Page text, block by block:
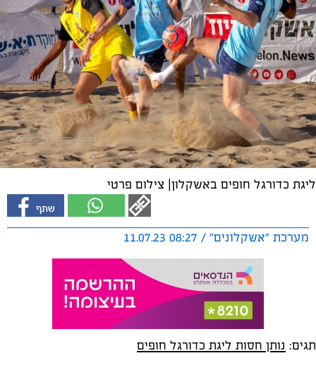
ליגת כדורגל חופים באשקלון| צילום פרטי
מערכת "אשקלונים" / 08:27 11.07.23
תגים: נותן חסות ליגת כדורגל חופים